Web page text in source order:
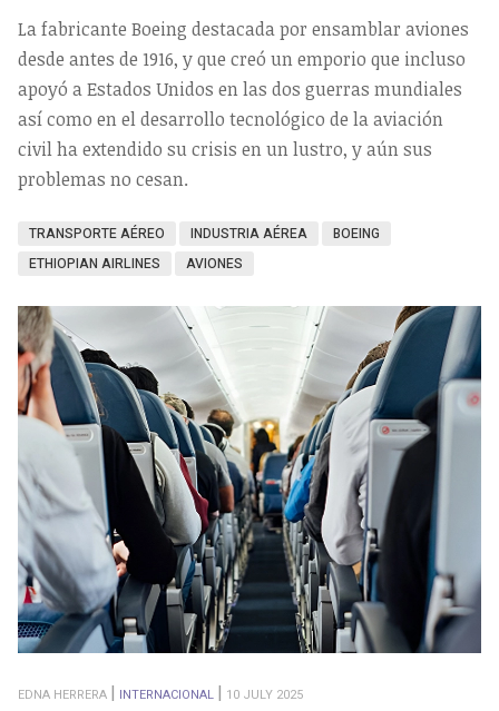
La fabricante Boeing destacada por ensamblar aviones
desde antes de 1916, y que creó un emporio que incluso
apoyó a Estados Unidos en las dos guerras mundiales
así como en el desarrollo tecnológico de la aviación
civil ha extendido su crisis en un lustro, y aún sus
problemas no cesan.
TRANSPORTE AÉREO INDUSTRIA AÉREA
BOEING
ETHIOPIAN AIRLINES
AVIONES
EDNA HERRERA INTERNACIONAL 10 JULY 2025